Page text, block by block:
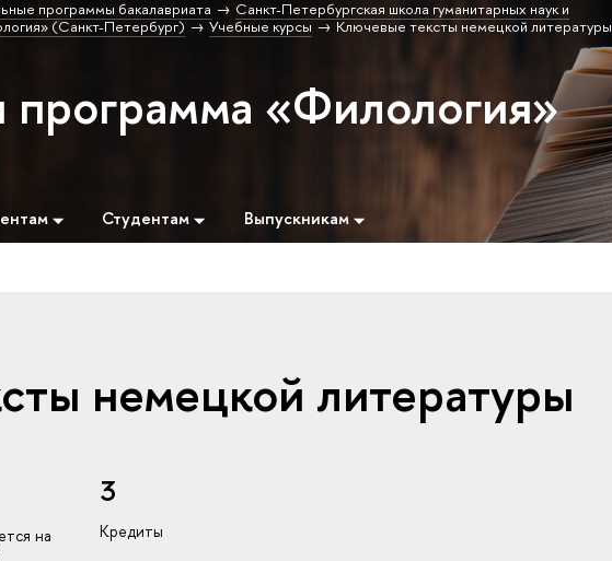
программы бакалавриата
Санкт-Петербургская школа гуманитарных наук и
(Санкт-Петербург) Учебные курсы
Ключевые тексты немецкой литературы
программа «Филология»
Студентам Выпускникам
немецкой литературы
на
3
Кредиты